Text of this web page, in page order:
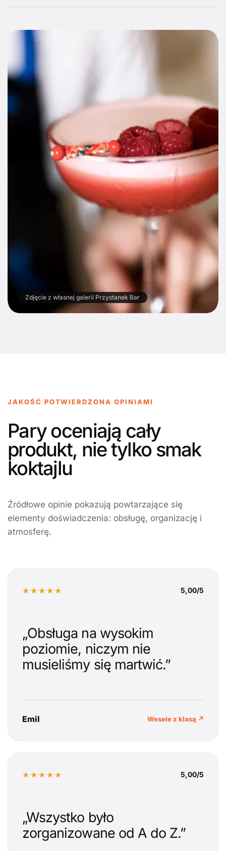
Zdjęcie z własnej galerii Przystanek Bar
JAKOŚĆ POTWIERDZONA OPINIAMI
Pary oceniają cały
produkt, nie tylko smak
koktajlu
Źródłowe opinie pokazują powtarzające się
elementy doświadczenia: obsługę, organizację i
atmosferę.
★★★★★ 5,00/5
„Obsługa na wysokim
poziomie, niczym nie
musieliśmy się martwić.”
Emil Wesele z klasą ↗
★★★★★ 5,00/5
„Wszystko było
zorganizowane od A do Z.”